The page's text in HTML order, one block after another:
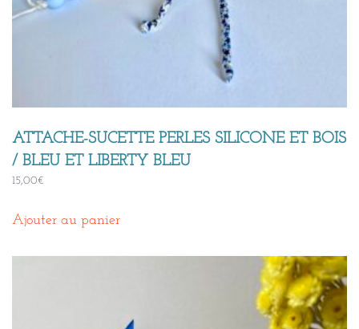
ATTACHE-SUCETTE PERLES SILICONE ET BOIS
/ BLEU ET LIBERTY BLEU
15,00€
Ajouter au panier